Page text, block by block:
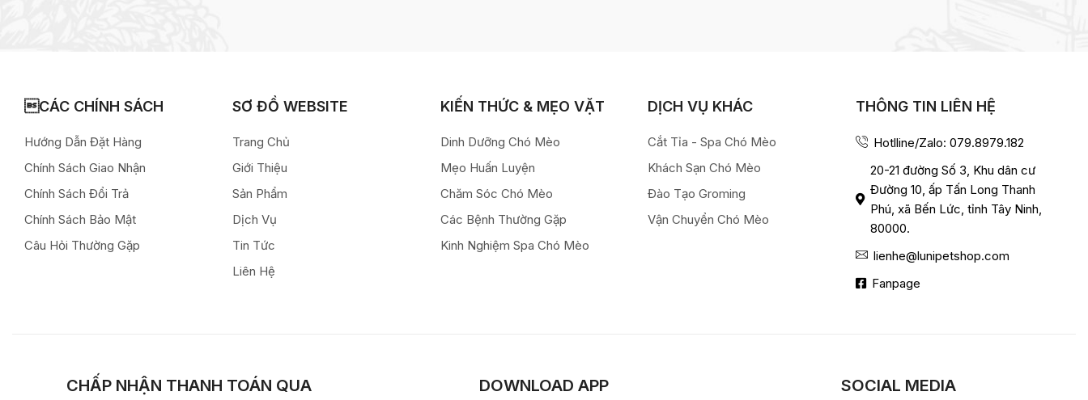
CÁC CHÍNH SÁCH
Hướng Dẫn Đặt Hàng
Chính Sách Giao Nhận
Chính Sách Đổi Trả
Chính Sách Bảo Mật
Câu Hỏi Thường Gặp
SƠ ĐỒ WEBSITE
Trang Chủ
Giới Thiệu
Sản Phẩm
Dịch Vụ
Tin Tức
Liên Hệ
KIẾN THỨC & MẸO VẶT
Dinh Dưỡng Chó Mèo
Mẹo Huấn Luyện
Chăm Sóc Chó Mèo
Các Bệnh Thường Gặp
Kinh Nghiệm Spa Chó Mèo
DỊCH VỤ KHÁC
Cắt Tỉa - Spa Chó Mèo
Khách Sạn Chó Mèo
Đào Tạo Groming
Vận Chuyển Chó Mèo
THÔNG TIN LIÊN HỆ
Hotlline/Zalo: 079.8979.182
20-21 đường Số 3, Khu dân cư
Đường 10, ấp Tấn Long Thanh
Phú, xã Bến Lức, tỉnh Tây Ninh,
80000.
lienhe@lunipetshop.com
Fanpage
CHẤP NHẬN THANH TOÁN QUA DOWNLOAD APP SOCIAL MEDIA